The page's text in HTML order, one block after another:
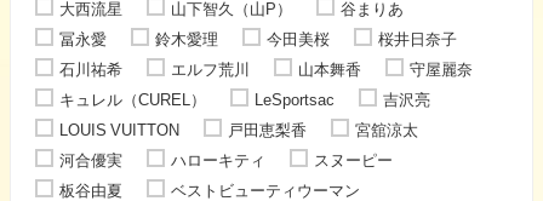
大西流星
山下智久（山P）
谷まりあ
冨永愛
鈴木愛理 今田美桜
桜井日奈子
石川祐希
エルフ荒川 山本舞香
守屋麗奈
キュレル（CUREL）
LeSportsac
吉沢亮
LOUIS VUITTON
戸田恵梨香
宮舘涼太
河合優実
ハローキティ
スヌーピー
板谷由夏
ベストビューティウーマン